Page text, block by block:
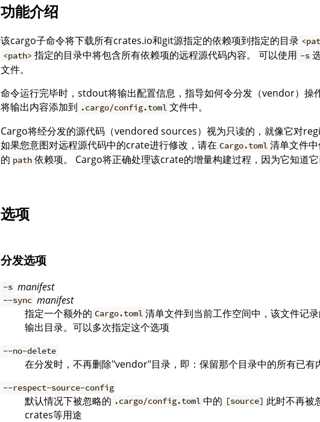
功能介绍
该cargo子命令将下载所有crates.io和git源指定的依赖项到指定的目录
<path> 指定的目录中将包含所有依赖项的远程源代码内容。 可以使用 -s
文件。
命令运行完毕时，stdout将输出配置信息，指导如何令分发（vendor）操
将输出内容添加到 .cargo/config.toml 文件中。
Cargo将经分发的源代码（vendored sources）视为只读的，就像它对
如果您意图对远程源代码中的crate进行修改，请在 Cargo.toml 清单文件
的 path 依赖项。 Cargo将正确处理该crate的增量构建过程，因为它知道它
选项
分发选项
-s manifest
--sync manifest
指定一个额外的 Cargo.toml 清单文件到当前工作空间中，该文件记
输出目录。可以多次指定这个选项
--no-delete
在分发时，不再删除"vendor"目录，即：保留那个目录中的所有已有
--respect-source-config
默认情况下被忽略的 .cargo/config.toml 中的 [source] 此时不再被
crates等用途